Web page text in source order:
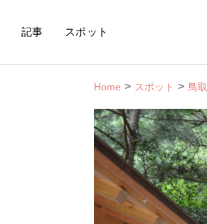
記事 スポット
Home スポット 鳥取